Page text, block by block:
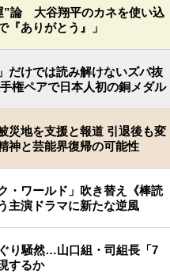
”論 大谷翔平のカネを使い込
『ありがとう』」
だけでは読み解けないズバ抜
権ペアで日本人初の銅メダル
災地を支援と報道 引退後も変
神と芸能界復帰の可能性
・ワールド」吹き替え《棒読
主演ドラマに新たな逆風
り騒然…山口組・司組長「7
するか